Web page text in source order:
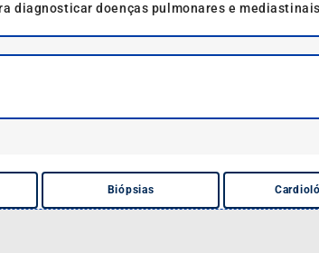
diagnosticar doenças pulmonares e
Biópsias